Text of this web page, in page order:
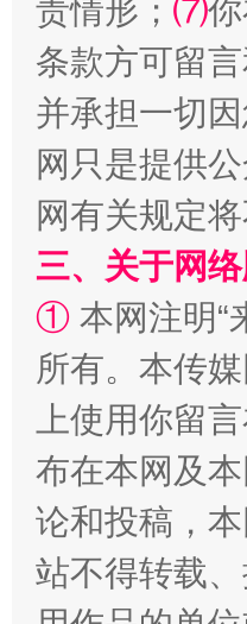
责情形； ⑺
条款方可留
并承担一切
网只是提供
网有关规定
三、关于网
① 本网注明“
所有。本传
上使用你留
布在本网及
论和投稿，
站不得转载